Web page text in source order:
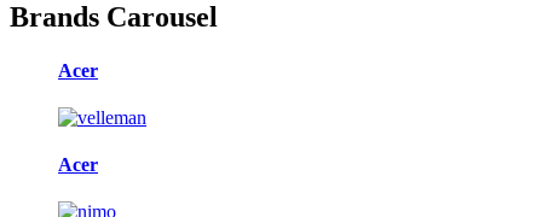
Brands Carousel
Acer
Acer